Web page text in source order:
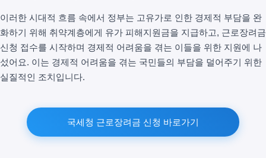
이러한 시대적 흐름 속에서 정부는 고유가로 인한 경제적 부담을 완
화하기 위해 취약계층에게 유가 피해지원금을 지급하고, 근로장려금
신청 접수를 시작하며 경제적 어려움을 겪는 이들을 위한 지원에 나
섰어요. 이는 경제적 어려움을 겪는 국민들의 부담을 덜어주기 위한
실질적인 조치입니다.
국세청 근로장려금 신청 바로가기